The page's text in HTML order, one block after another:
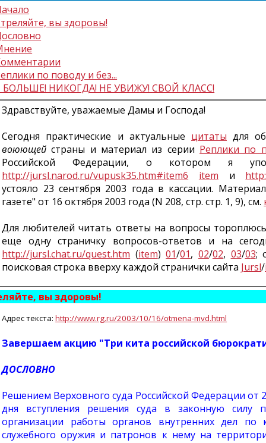
вы здоровы!
по поводу и без...
БОЛЬШЕ! НИКОГДА! НЕ УВИЖУ! СВОЙ КЛАСС!
Здравствуйте, уважаемые Дамы и Господа!
Сегодня практические и актуальные цитаты для
воюющей страны и материал из серии Реплики по
Российской Федерации, о котором я
http://jursl.narod.ru/vupusk35.htm#item6
item и
устояло 23 сентября 2003 года в кассации.
газете" от 16 октября 2003 года (N 208, стр. стр. 1, 9), см.
Для любителей читать ответы на вопросы
еще одну страничку вопросов-ответов и на
http://jursl.chat.ru/quest.htm (item)01/01, 02/02, 03/03;
поисковая строка вверху каждой странички сайта Jursl/
вы здоровы!
Адрес текста:http://www.rg.ru/2003/10/16/otmena-mvd.html
Завершаем акцию "Три кита российской
ДОСЛОВНО
Решением Верховного суда Российской Федерации
дня вступления решения суда в законную силу
организации работы органов внутренних дел
служебного оружия и патронов к нему на